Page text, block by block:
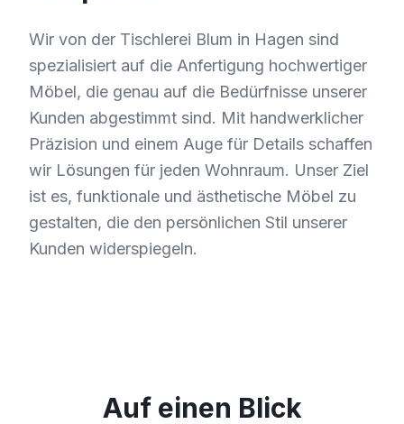
Wir von der Tischlerei Blum in Hagen sind
spezialisiert auf die Anfertigung hochwertiger
Möbel, die genau auf die Bedürfnisse unserer
Kunden abgestimmt sind. Mit handwerklicher
Präzision und einem Auge für Details schaffen
wir Lösungen für jeden Wohnraum. Unser Ziel
ist es, funktionale und ästhetische Möbel zu
gestalten, die den persönlichen Stil unserer
Kunden widerspiegeln.
Auf einen Blick